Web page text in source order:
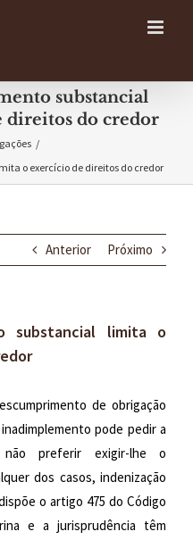
substancial
do credor
/
o exercício de direitos do credor
Anterior Próximo
substancial limita o
de obrigação
pode pedir a
preferir exigir-lhe o
dos casos, indenização
o artigo 475 do Código
e a jurisprudência têm